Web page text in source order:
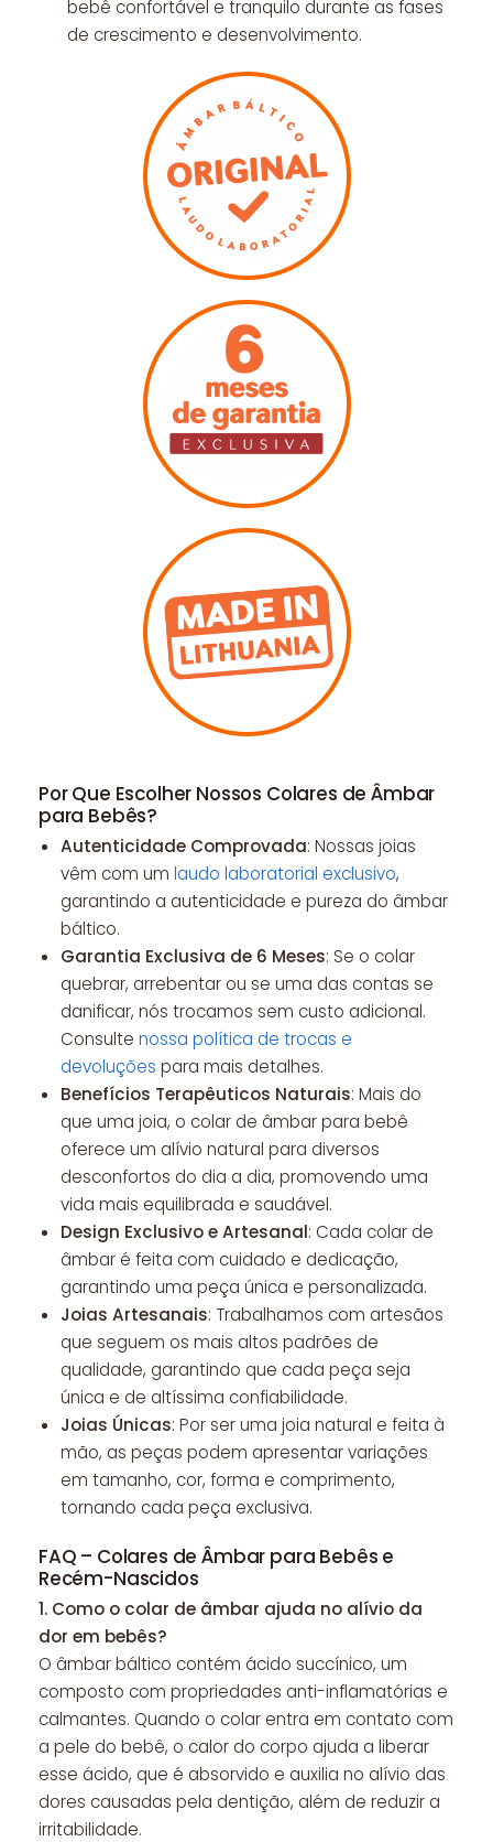
bebê confortável e tranquilo durante as fases
de crescimento e desenvolvimento.
Por Que Escolher Nossos Colares de Âmbar
para Bebês?
Autenticidade Comprovada: Nossas joias
vêm com um laudo laboratorial exclusivo,
garantindo a autenticidade e pureza do âmbar
báltico.
Garantia Exclusiva de 6 Meses: Se o colar
quebrar, arrebentar ou se uma das contas se
danificar, nós trocamos sem custo adicional.
Consulte nossa política de trocas e
devoluções para mais detalhes.
Benefícios Terapêuticos Naturais: Mais do
que uma joia, o colar de âmbar para bebê
oferece um alívio natural para diversos
desconfortos do dia a dia, promovendo uma
vida mais equilibrada e saudável.
Design Exclusivo e Artesanal: Cada colar de
âmbar é feita com cuidado e dedicação,
garantindo uma peça única e personalizada.
Joias Artesanais: Trabalhamos com artesãos
que seguem os mais altos padrões de
qualidade, garantindo que cada peça seja
única e de altíssima confiabilidade.
Joias Únicas: Por ser uma joia natural e feita à
mão, as peças podem apresentar variações
em tamanho, cor, forma e comprimento,
tornando cada peça exclusiva.
FAQ – Colares de Âmbar para Bebês e
Recém-Nascidos
1. Como o colar de âmbar ajuda no alívio da
dor em bebês?
O âmbar báltico contém ácido succínico, um
composto com propriedades anti-inflamatórias e
calmantes. Quando o colar entra em contato com
a pele do bebê, o calor do corpo ajuda a liberar
esse ácido, que é absorvido e auxilia no alívio das
dores causadas pela dentição, além de reduzir a
irritabilidade.